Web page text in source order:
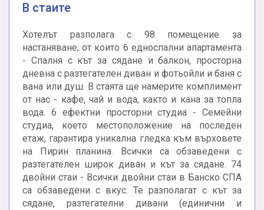
В стаите
Хотелът разполага с 98 помещение за
настаняване, от които 6 едноспални апартамента
- Спалня с кът за сядане и балкон, просторна
дневна с разтегателен диван и фотьойли и баня с
вана или душ. В стаята ще намерите комплимент
от нас - кафе, чай и вода, както и кана за топла
вода. 6 ефектни просторни студиа - Семейни
студиа, което местоположение на последен
етаж, гарантира уникална гледка към върховете
на Пирин планина. Всички са обзаведени с
разтегателен широк диван и кът за сядане. 74
двойни стаи - Всички двойни стаи в Банско СПА
са обзаведени с вкус. Те разполагат с кът за
сядане, разтегателни дивани (единични и